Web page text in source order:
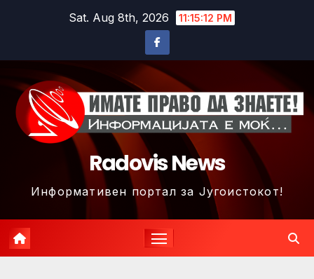
Sat. Aug 8th, 2026 11:15:15 PM
Radovis News
Информативен портал за Југоистокот!